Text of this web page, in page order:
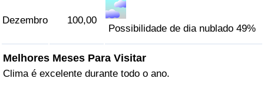
Dezembro 100,00
Possibilidade de dia nublado 49%
Melhores Meses Para Visitar
Clima é excelente durante todo o ano.